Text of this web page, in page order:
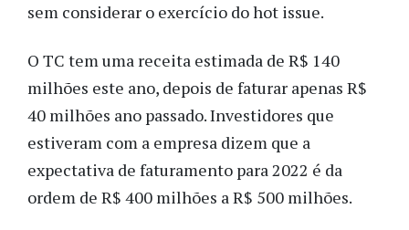
sem considerar o exercício do hot issue.
O TC tem uma receita estimada de R$ 140
milhões este ano, depois de faturar apenas R$
40 milhões ano passado. Investidores que
estiveram com a empresa dizem que a
expectativa de faturamento para 2022 é da
ordem de R$ 400 milhões a R$ 500 milhões.